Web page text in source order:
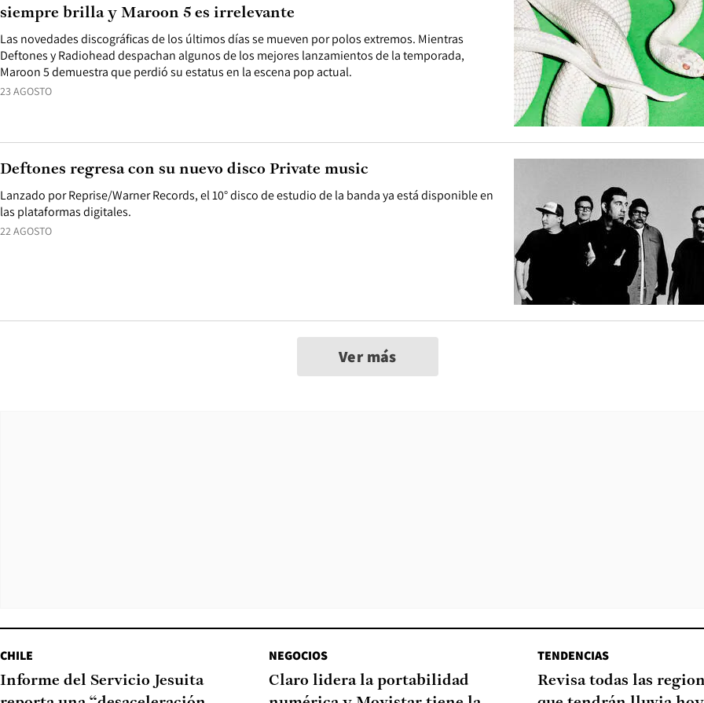
23 AGOSTO
Las novedades discográficas de los últimos días se mueven por polos extremos. Mientras
Deftones y Radiohead despachan algunos de los mejores lanzamientos de la temporada,
Maroon 5 demuestra que perdió su estatus en la escena pop actual.
siempre brilla y Maroon 5 es irrelevante
22 AGOSTO
Lanzado por Reprise/Warner Records, el 10° disco de estudio de la banda ya está disponible en
las plataformas digitales.
Deftones regresa con su nuevo disco Private music
Ver más
CHILE
Informe del Servicio Jesuita
NEGOCIOS
Claro lidera la portabilidad
TENDENCIAS
Revisa todas las